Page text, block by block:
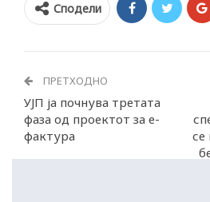
Сподели
ПРЕТХОДНО
УЈП ја почнува третата
фаза од проектот за е-
фактура
се